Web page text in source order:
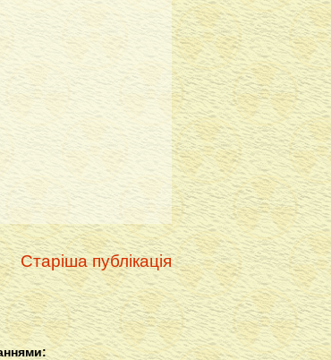
Старіша публікація